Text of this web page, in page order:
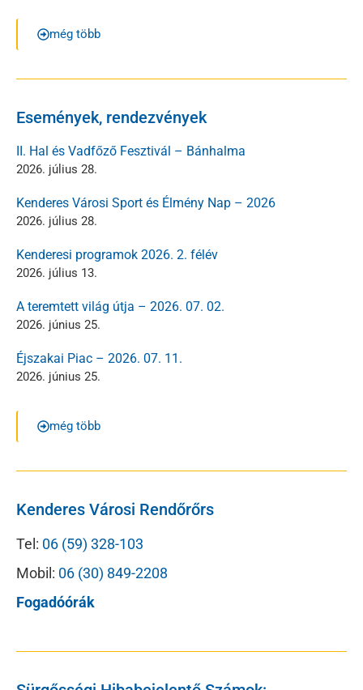
még több
Események, rendezvények
II. Hal és Vadfőző Fesztivál – Bánhalma
2026. július 28.
Kenderes Városi Sport és Élmény Nap – 2026
2026. július 28.
Kenderesi programok 2026. 2. félév
2026. július 13.
A teremtett világ útja – 2026. 07. 02.
2026. június 25.
Éjszakai Piac – 2026. 07. 11.
2026. június 25.
még több
Kenderes Városi Rendőrőrs
Tel: 06 (59) 328-103
Mobil: 06 (30) 849-2208
Fogadóórák